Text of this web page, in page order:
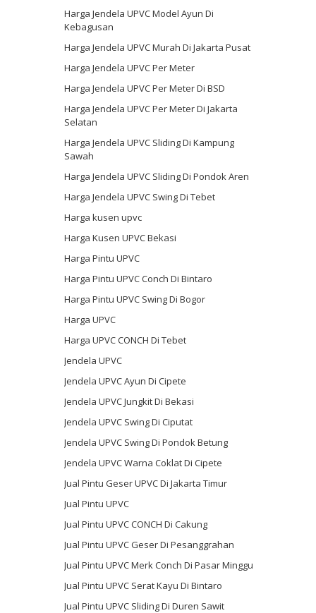
Harga Jendela UPVC Model Ayun Di
Kebagusan
Harga Jendela UPVC Murah Di Jakarta Pusat
Harga Jendela UPVC Per Meter
Harga Jendela UPVC Per Meter Di BSD
Harga Jendela UPVC Per Meter Di Jakarta
Selatan
Harga Jendela UPVC Sliding Di Kampung
Sawah
Harga Jendela UPVC Sliding Di Pondok Aren
Harga Jendela UPVC Swing Di Tebet
Harga kusen upvc
Harga Kusen UPVC Bekasi
Harga Pintu UPVC
Harga Pintu UPVC Conch Di Bintaro
Harga Pintu UPVC Swing Di Bogor
Harga UPVC
Harga UPVC CONCH Di Tebet
Jendela UPVC
Jendela UPVC Ayun Di Cipete
Jendela UPVC Jungkit Di Bekasi
Jendela UPVC Swing Di Ciputat
Jendela UPVC Swing Di Pondok Betung
Jendela UPVC Warna Coklat Di Cipete
Jual Pintu Geser UPVC Di Jakarta Timur
Jual Pintu UPVC
Jual Pintu UPVC CONCH Di Cakung
Jual Pintu UPVC Geser Di Pesanggrahan
Jual Pintu UPVC Merk Conch Di Pasar Minggu
Jual Pintu UPVC Serat Kayu Di Bintaro
Jual Pintu UPVC Sliding Di Duren Sawit